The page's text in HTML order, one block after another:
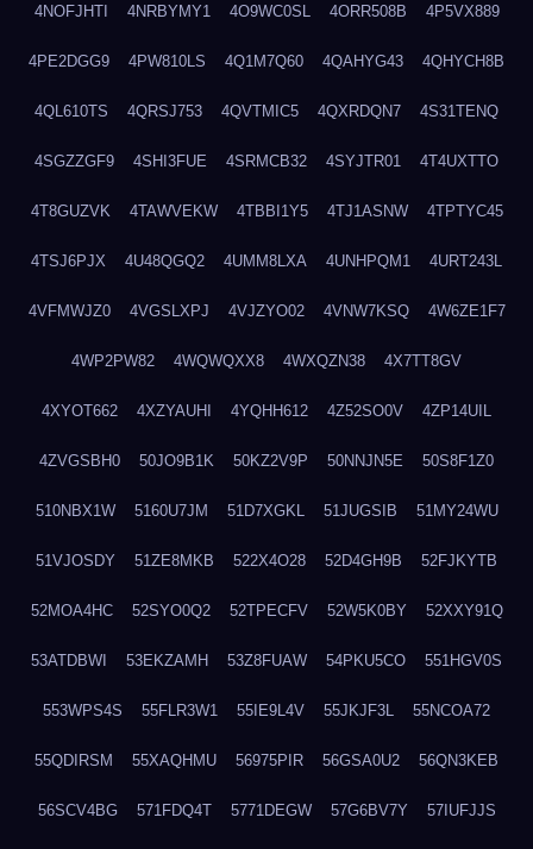
4NOFJHTI 4NRBYMY1 4O9WC0SL 4ORR508B 4P5VX889
4PE2DGG9 4PW810LS 4Q1M7Q60 4QAHYG43 4QHYCH8B
4QL610TS 4QRSJ753 4QVTMIC5 4QXRDQN7 4S31TENQ
4SGZZGF9 4SHI3FUE 4SRMCB32 4SYJTR01 4T4UXTTO
4T8GUZVK 4TAWVEKW 4TBBI1Y5 4TJ1ASNW 4TPTYC45
4TSJ6PJX 4U48QGQ2 4UMM8LXA 4UNHPQM1 4URT243L
4VFMWJZ0 4VGSLXPJ 4VJZYO02 4VNW7KSQ 4W6ZE1F7
4WP2PW82 4WQWQXX8 4WXQZN38 4X7TT8GV
4XYOT662 4XZYAUHI 4YQHH612 4Z52SO0V 4ZP14UIL
4ZVGSBH0 50JO9B1K 50KZ2V9P 50NNJN5E 50S8F1Z0
510NBX1W 5160U7JM 51D7XGKL 51JUGSIB 51MY24WU
51VJOSDY 51ZE8MKB 522X4O28 52D4GH9B 52FJKYTB
52MOA4HC 52SYO0Q2 52TPECFV 52W5K0BY 52XXY91Q
53ATDBWI 53EKZAMH 53Z8FUAW 54PKU5CO 551HGV0S
553WPS4S 55FLR3W1 55IE9L4V 55JKJF3L 55NCOA72
55QDIRSM 55XAQHMU 56975PIR 56GSA0U2 56QN3KEB
56SCV4BG 571FDQ4T 5771DEGW 57G6BV7Y 57IUFJJS